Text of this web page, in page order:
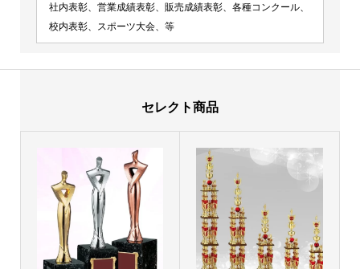
社内表彰、営業成績表彰、販売成績表彰、各種コンクール、
校内表彰、スポーツ大会、等
セレクト商品